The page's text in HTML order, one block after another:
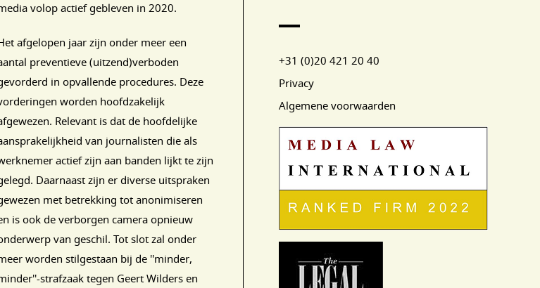
volop actief gebleven in 2020.
afgelopen jaar zijn onder meer een
preventieve (uitzend)verboden
in opvallende procedures. Deze
worden hoofdzakelijk
Relevant is dat de hoofdelijke
van journalisten die als
actief zijn aan banden lijkt te zijn
Daarnaast zijn er diverse uitspraken
met betrekking tot anonimiseren
is ook de verborgen camera opnieuw
van geschil. Tot slot zal onder
worden stilgestaan bij de ''minder,
strafzaak tegen Geert Wilders en
+31 (0)20 421 20 40
Privacy
Algemene voorwaarden